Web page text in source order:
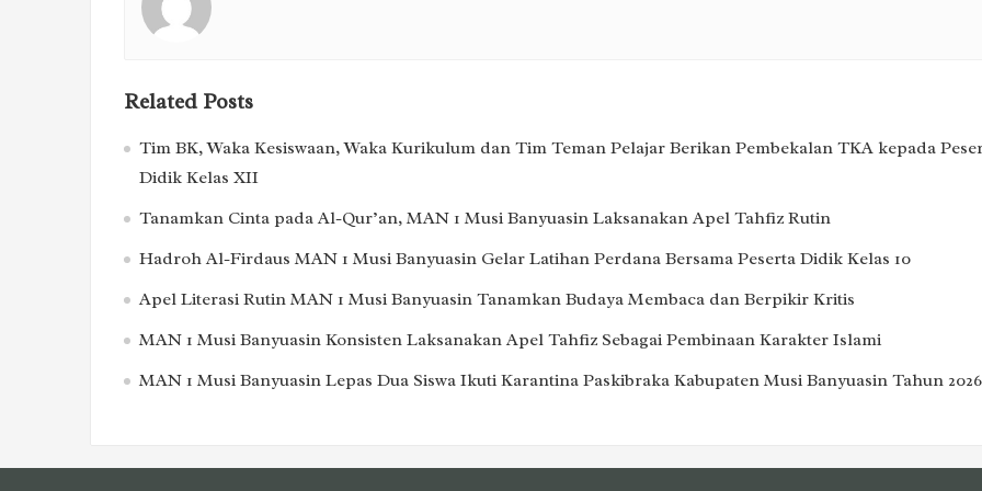
Related Posts
Tim BK, Waka Kesiswaan, Waka Kurikulum dan Tim Teman Pelajar Berikan Pembekalan TKA kepada
Didik Kelas XII
Tanamkan Cinta pada Al-Qur’an, MAN 1 Musi Banyuasin Laksanakan Apel Tahfiz Rutin
Hadroh Al-Firdaus MAN 1 Musi Banyuasin Gelar Latihan Perdana Bersama Peserta Didik Kelas 10
Apel Literasi Rutin MAN 1 Musi Banyuasin Tanamkan Budaya Membaca dan Berpikir Kritis
MAN 1 Musi Banyuasin Konsisten Laksanakan Apel Tahfiz Sebagai Pembinaan Karakter Islami
MAN 1 Musi Banyuasin Lepas Dua Siswa Ikuti Karantina Paskibraka Kabupaten Musi Banyuasin Tahun 2026